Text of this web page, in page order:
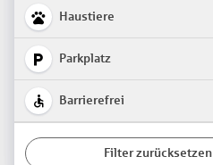
Haustiere
Parkplatz
Barrierefrei
Filter zurücksetzen